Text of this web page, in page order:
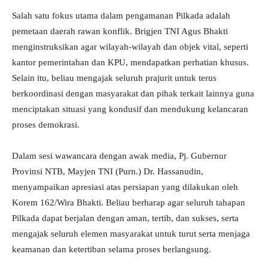
Salah satu fokus utama dalam pengamanan Pilkada adalah
pemetaan daerah rawan konflik. Brigjen TNI Agus Bhakti
menginstruksikan agar wilayah-wilayah dan objek vital, seperti
kantor pemerintahan dan KPU, mendapatkan perhatian khusus.
Selain itu, beliau mengajak seluruh prajurit untuk terus
berkoordinasi dengan masyarakat dan pihak terkait lainnya guna
menciptakan situasi yang kondusif dan mendukung kelancaran
proses demokrasi.
Dalam sesi wawancara dengan awak media, Pj. Gubernur
Provinsi NTB, Mayjen TNI (Purn.) Dr. Hassanudin,
menyampaikan apresiasi atas persiapan yang dilakukan oleh
Korem 162/Wira Bhakti. Beliau berharap agar seluruh tahapan
Pilkada dapat berjalan dengan aman, tertib, dan sukses, serta
mengajak seluruh elemen masyarakat untuk turut serta menjaga
keamanan dan ketertiban selama proses berlangsung.